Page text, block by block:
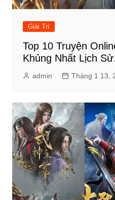
Giải Trí
Top 10 Truyện
Khủng Nhất Lịch Sử.
admin Tháng 1 13,